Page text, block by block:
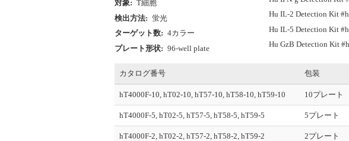
対象: T細胞
検出方法: 蛍光
ターゲット数: 4カラー
プレート形状: 96-well plate
Hu IL-2 Detection Kit
Hu IL-5 Detection Kit
Hu GzB Detection Kit
カタログ番号 包装
hT4000F-10, hT02-10, hT57-10, hT58-10, hT59-10 10プレート
hT4000F-5, hT02-5, hT57-5, hT58-5, hT59-5 5プレート
hT4000F-2, hT02-2, hT57-2, hT58-2, hT59-2 2プレート